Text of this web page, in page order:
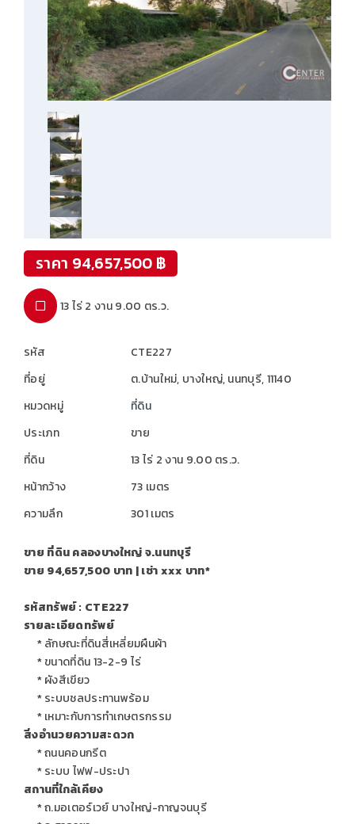
ราคา 94,657,500 ฿
13 ไร่ 2 งาน 9.00 ตร.ว.
รหัส
CTE227
ที่อยู่
ต.บ้านใหม่, บางใหญ่, นนทบุรี, 11140
หมวดหมู่
ที่ดิน
ประเภท
ขาย
ที่ดิน
13 ไร่ 2 งาน 9.00 ตร.ว.
หน้ากว้าง
73 เมตร
ความลึก
301 เมตร
ขาย ที่ดิน คลองบางใหญ่ จ.นนทบุรี
ขาย 94,657,500 บาท | เช่า xxx บาท*
รหัสทรัพย์ : CTE227
รายละเอียดทรัพย์
* ลักษณะที่ดินสี่เหลี่ยมผืนผ้า
* ขนาดที่ดิน 13-2-9 ไร่
* ผังสีเขียว
* ระบบชลประทานพร้อม
* เหมาะกับการทำเกษตรกรรม
สิ่งอำนวยความสะดวก
* ถนนคอนกรีต
* ระบบ ไฟฟ-ประปา
สถานที่ใกล้เคียง
* ถ.มอเตอร์เวย์ บางใหญ่-กาญจนบุรี